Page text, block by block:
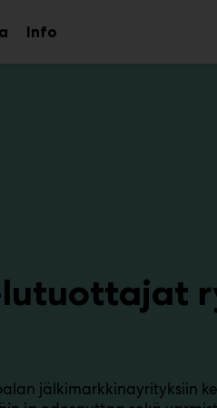
InfoAvaa
alavalikko
jälkimarkkinayrityksiin